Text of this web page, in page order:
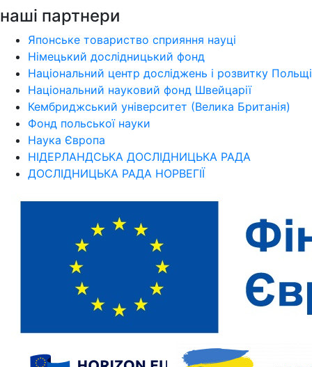
наші партнери
Японське товариство сприяння науці
Німецький дослідницький фонд
Національний центр досліджень і розвитку Польщі
Національний науковий фонд Швейцарії
Кембриджський університет (Велика Британія)
Фонд польської науки
Наука Європа
НІДЕРЛАНДСЬКА ДОСЛІДНИЦЬКА РАДА
ДОСЛІДНИЦЬКА РАДА НОРВЕГІЇ